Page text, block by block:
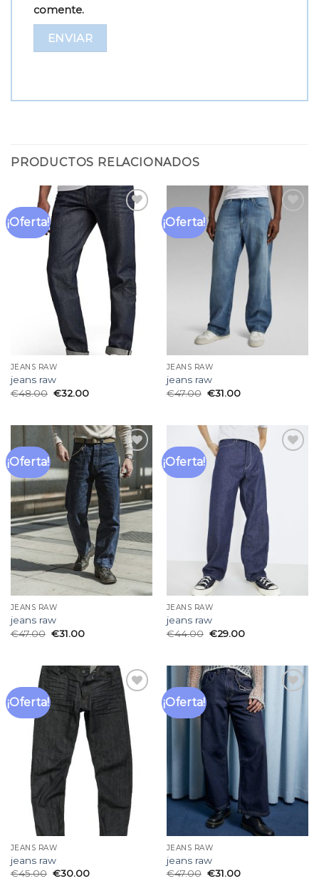
comente.
PRODUCTOS RELACIONADOS
¡Oferta!
Añadir
lista
deseos
JEANS RAW
jeans raw
€48.00 €32.00
¡Oferta!
Añadir
JEANS RAW
jeans raw
€47.00 €31.00
¡Oferta!
Añadir
a la
lista
de
deseos
JEANS RAW
jeans raw
€47.00 €31.00
¡Oferta!
JEANS RAW
jeans raw
€44.00 €29.00
¡Oferta!
Añadir
a la
lista
de
deseos
JEANS RAW
jeans raw
€45.00 €30.00
¡Oferta!
Añadir
a la
lista
de
deseos
JEANS RAW
jeans raw
€47.00 €31.00